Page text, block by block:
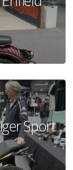
Sport